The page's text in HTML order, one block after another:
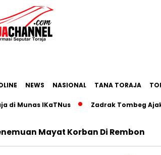
NEWS NASIONAL TANA TORAJA
Munas IKaTNus Zadrak Tombeg Ajak
Mayat Korban Di Rembon